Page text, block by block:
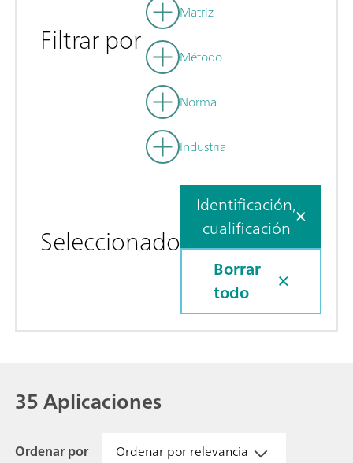
Filtrar por
Matriz
Método
Norma
Industria
Seleccionado
Identificación,
cualificación
Borrar
todo
35 Aplicaciones
Ordenar por Ordenar por relevancia